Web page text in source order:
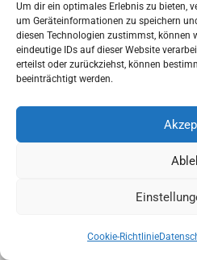
Um dir ein optimales Erlebnis zu bieten,
um Geräteinformationen zu speichern
diesen Technologien zustimmst, können
eindeutige IDs auf dieser Website
erteilst oder zurückziehst, können
beeinträchtigt werden.
Cookie-Richtlinie